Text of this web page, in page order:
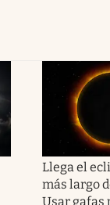
Llega el
más largo
Usar gafas